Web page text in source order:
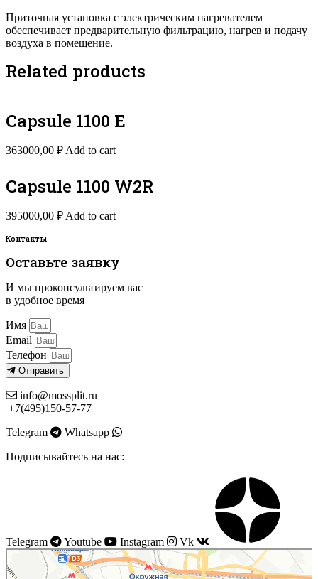
Приточная установка с электрическим нагревателем
обеспечивает предварительную фильтрацию, нагрев и подачу
воздуха в помещение.
Related products
Capsule 1100 E
363000,00 ₽ Add to cart
Capsule 1100 W2R
395000,00 ₽ Add to cart
Контакты
Оставьте заявку
И мы проконсультируем вас
в удобное время
Имя
Email
Телефон
Отправить
info@mossplit.ru
+7(495)150-57-77
Telegram
Whatsapp
Подписывайтесь на нас:
Telegram Youtube Instagram Vk
Моссплит
Системы вентиляции в Москве
Установка кондиционеров в Москве